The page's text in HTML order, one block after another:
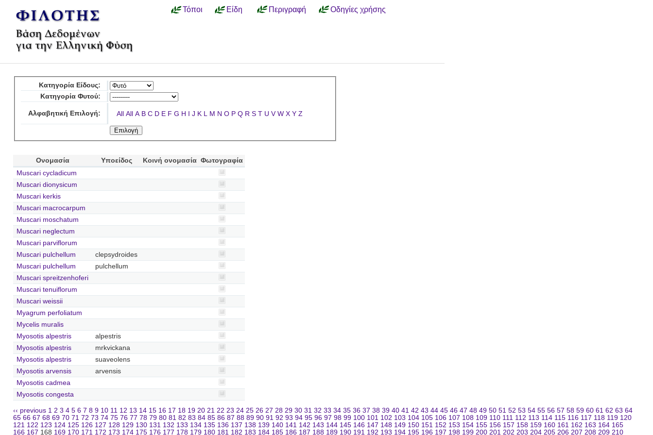
Τόποι Είδη Περιγραφή Οδηγίες χρήσης
Κατηγορία Είδους:
Κατηγορία Φυτού:
Αλφαβητική Επιλογή: All All A B C D E F G H I J K L M N O P Q R S T U V W X Y Z
Ονομασία Υποείδος Κοινή ονομασία Φωτογραφία
Muscari cycladicum
Muscari dionysicum
Muscari kerkis
Muscari macrocarpum
Muscari moschatum
Muscari neglectum
Muscari parviflorum
Muscari pulchellum
clepsydroides
Muscari pulchellum
pulchellum
Muscari spreitzenhoferi
Muscari tenuiflorum
Muscari weissii
Myagrum perfoliatum
Mycelis muralis
Myosotis alpestris
alpestris
Myosotis alpestris
mrkvickana
Myosotis alpestris
suaveolens
Myosotis arvensis
arvensis
Myosotis cadmea
Myosotis congesta
‹‹ previous 1 2 3 4 5 6 7 8 9 10 11 12 13 14 15 16 17 18 19 20 21 22 23 24 25 26 27 28 29 30 31 32 33 34 35 36 37 38 39 40 41 42 43 44 45 46 47 48 49 50 51 52 53 54 55 56 57 58 59 60 61 62 63 64
65 66 67 68 69 70 71 72 73 74 75 76 77 78 79 80 81 82 83 84 85 86 87 88 89 90 91 92 93 94 95 96 97 98 99 100 101 102 103 104 105 106 107 108 109 110 111 112 113 114 115 116 117 118 119 120
121 122 123 124 125 126 127 128 129 130 131 132 133 134 135 136 137 138 139 140 141 142 143 144 145 146 147 148 149 150 151 152 153 154 155 156 157 158 159 160 161 162 163 164 165
166 167 168 169 170 171 172 173 174 175 176 177 178 179 180 181 182 183 184 185 186 187 188 189 190 191 192 193 194 195 196 197 198 199 200 201 202 203 204 205 206 207 208 209 210